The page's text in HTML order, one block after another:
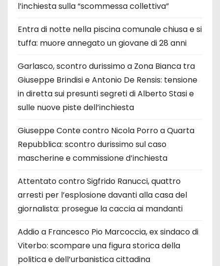
l’inchiesta sulla “scommessa collettiva”
Entra di notte nella piscina comunale chiusa e si
tuffa: muore annegato un giovane di 28 anni
Garlasco, scontro durissimo a Zona Bianca tra
Giuseppe Brindisi e Antonio De Rensis: tensione
in diretta sui presunti segreti di Alberto Stasi e
sulle nuove piste dell’inchiesta
Giuseppe Conte contro Nicola Porro a Quarta
Repubblica: scontro durissimo sul caso
mascherine e commissione d’inchiesta
Attentato contro Sigfrido Ranucci, quattro
arresti per l’esplosione davanti alla casa del
giornalista: prosegue la caccia ai mandanti
Addio a Francesco Pio Marcoccia, ex sindaco di
Viterbo: scompare una figura storica della
politica e dell’urbanistica cittadina